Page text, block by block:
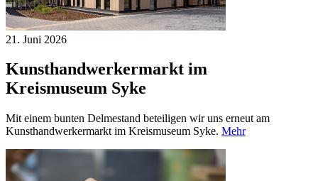
21. Juni 2026
Kunsthandwerkermarkt im
Kreismuseum Syke
Mit einem bunten Delmestand beteiligen wir uns erneut am
Kunsthandwerkermarkt im Kreismuseum Syke. Mehr